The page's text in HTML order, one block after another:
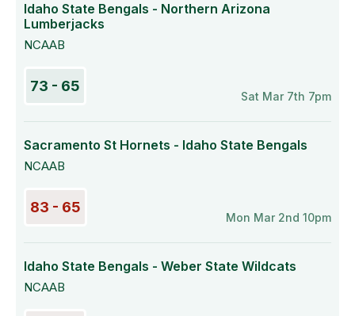
Idaho State Bengals - Northern Arizona
Lumberjacks
NCAAB
73 - 65
Sat Mar 7th 7pm
Sacramento St Hornets - Idaho State Bengals
NCAAB
83 - 65
Mon Mar 2nd 10pm
Idaho State Bengals - Weber State Wildcats
NCAAB